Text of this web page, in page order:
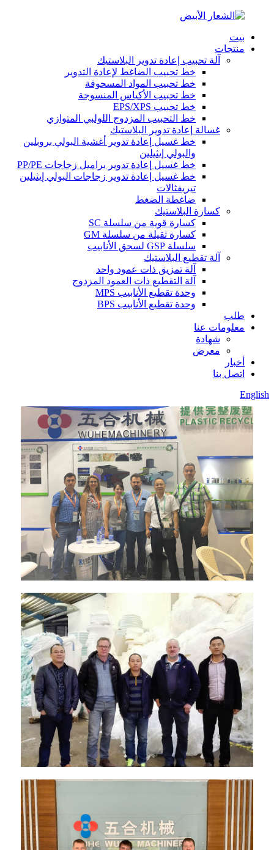
بيت
منتجات
آلة تحبيب إعادة تدوير البلاستيك
خط تحبيب الضاغط لإعادة التدوير
خط تحبيب المواد المسحوقة
خط تحبيب الأكياس المنسوجة
خط تحبيب EPS/XPS
خط التحبيب المزدوج اللولبي المتوازي
غسالة إعادة تدوير البلاستيك
خط غسيل إعادة تدوير أغشية البولي بروبلين
والبولي إيثيلين
خط غسيل إعادة تدوير براميل زجاجات PP/PE
خط غسيل إعادة تدوير زجاجات البولي إيثيلين
تيريفثالات
ضاغطة الضغط
كسارة البلاستيك
كسارة قوية من سلسلة SC
كسارة ثقيلة من سلسلة GM
سلسلة GSP لسحق الأنابيب
آلة تقطيع البلاستيك
آلة تمزيق ذات عمود واحد
آلة التقطيع ذات العمود المزدوج
وحدة تقطيع الأنابيب MPS
وحدة تقطيع الأنابيب BPS
طلب
معلومات عنا
شهادة
معرض
أخبار
اتصل بنا
English